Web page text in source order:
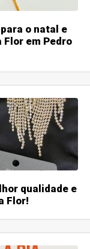
o natal e
em Pedro
qualidade e
Flor!